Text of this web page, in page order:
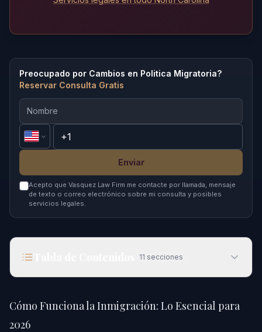
Preocupado por Cambios en Politica Migratoria?
Reservar Consulta Gratis
Enviar
Acepto que Vasquez Law Firm me contacte por llamada, mensaje
de texto o correo electrónico sobre mi consulta y posibles
servicios legales.
11 secciones
Respuesta Rápida
Cómo Funciona la Inmigración: Lo Esencial para
2026